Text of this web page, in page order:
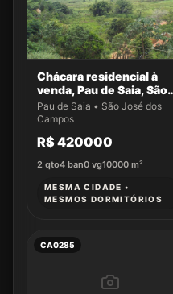
Chácara residencial à
venda, Pau de Saia, São
José dos Campos.
Pau de Saia • São José dos
Campos
R$ 420000
2 qto4 ban0 vg10000 m²
MESMA CIDADE •
MESMOS DORMITÓRIOS
CA0285